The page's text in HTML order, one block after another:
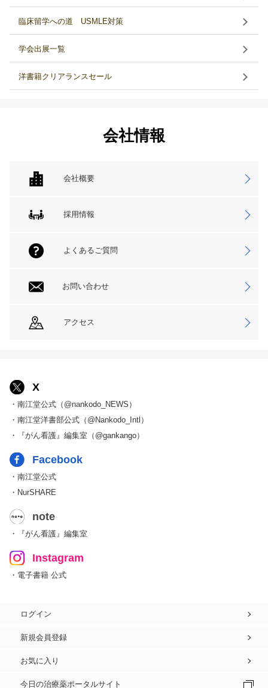
臨床留学への道 USMLE対策
学会出展一覧
洋書籍クリアランスセール
会社情報
会社概要
採用情報
よくあるご質問
お問い合わせ
アクセス
X
・南江堂公式（@nankodo_NEWS）
・南江堂洋書部公式（@Nankodo_Intl）
・『がん看護』編集室（@gankango）
Facebook
・南江堂公式
・NurSHARE
note
・『がん看護』編集室
Instagram
・電子書籍 公式
ログイン
新規会員登録
お気に入り
今日の治療薬ポータルサイト